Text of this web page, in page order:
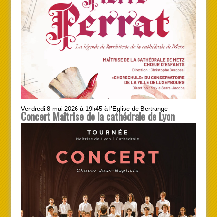
Vendredi 8 mai 2026 à 19h45 à l’Eglise de Bertrange
Concert Maîtrise de la cathédrale de Lyon